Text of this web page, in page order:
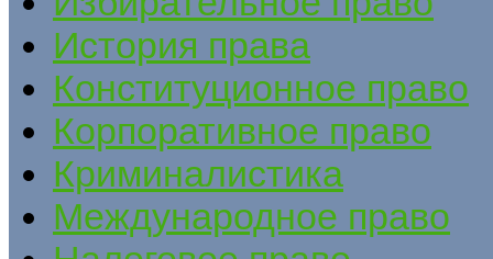
История права
Конституционное право
Корпоративное право
Криминалистика
Международное право